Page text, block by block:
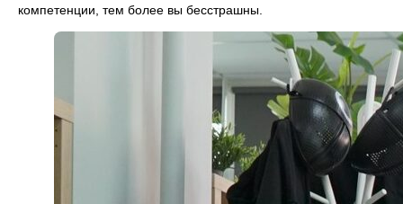
компетенции, тем более вы бесстрашны.